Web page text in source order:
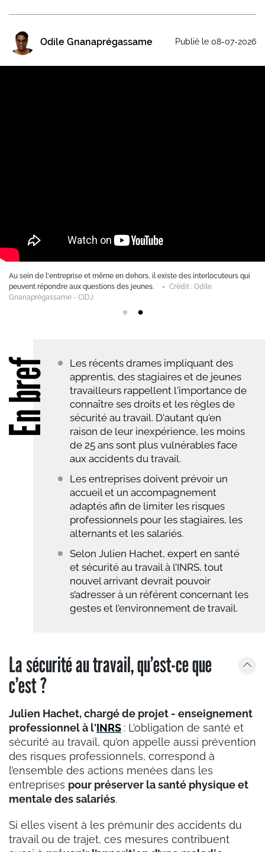
Odile Gnanaprégassame Publié le 08-07-2026
bref
Les récents drames impliquant des
apprentis, des stagiaires et de jeunes
travailleurs rappellent l'importance de
connaître ses droits et les règles de
sécurité au travail. D'autant qu'en
raison de leur inexpérience, les moins
de 25 ans sont plus vulnérables face
aux accidents du travail.
Les entreprises doivent prévoir un
accueil et un accompagnement
adaptés afin de limiter les risques
professionnels pour les stagiaires, les
alternants et les salariés.
Selon Julien Hachet, expert en santé
et sécurité au travail à l’INRS, tout
nouvel arrivant devrait pouvoir
s’adresser à un référent concernant les
gestes et l’environnement de travail.
" Les 15-25 ans présentent un risque d’accident du travail près de deux fois
plus élevé que le reste de la population salariée ", rappelle Julien Hachet,
expert santé et sécurité au travail à l'INRS.
La sécurité au travail, qu’est-ce que
c’est ?
Julien Hachet, chargé de projet - enseignement
professionnel à l'INRS : L’obligation de santé et
sécurité au travail, qu’on appelle aussi prévention
des risques professionnels, correspond à
l’ensemble des actions menées dans les
entreprises pour préserver la santé physique et
mentale des salariés.
Si elles visent à les prémunir des accidents du
travail ou de trajet, ces mesures contribuent